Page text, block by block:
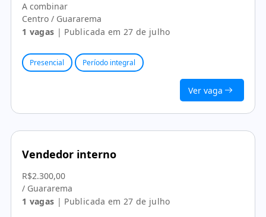
A combinar
Centro / Guararema
1 vagas | Publicada em 27 de julho
Presencial Período integral
Ver vaga
Vendedor interno
R$2.300,00
/ Guararema
1 vagas | Publicada em 27 de julho